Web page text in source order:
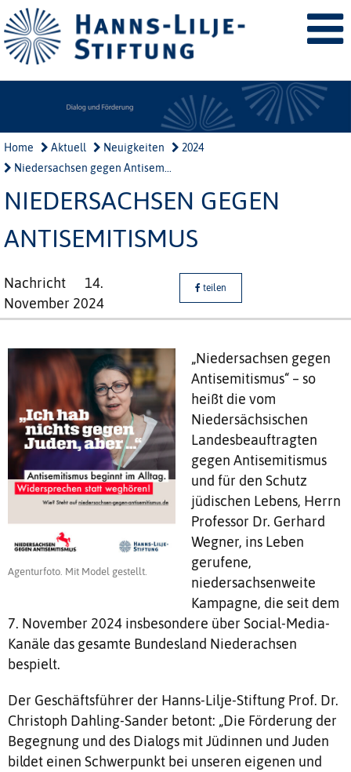
Home Aktuell Neuigkeiten
2024
Niedersachsen gegen Antisem...
NIEDERSACHSEN GEGEN
ANTISEMITISMUS
Nachricht
14.
November 2024
teilen
Agenturfoto. Mit Model gestellt.
„Niedersachsen gegen
Antisemitismus“ – so
heißt die vom
Niedersächsischen
Landesbeauftragten
gegen Antisemitismus
und für den Schutz
jüdischen Lebens, Herrn
Professor Dr. Gerhard
Wegner, ins Leben
gerufene,
niedersachsenweite
Kampagne, die seit dem
7. November 2024 insbesondere über Social-Media-
Kanäle das gesamte Bundesland Niederachsen
bespielt.
Der Geschäftsführer der Hanns-Lilje-Stiftung Prof. Dr.
Christoph Dahling-Sander betont: „Die Förderung der
Begegnung und des Dialogs mit Jüdinnen und Juden
bildet einen Schwerpunkt bei unseren eigenen und